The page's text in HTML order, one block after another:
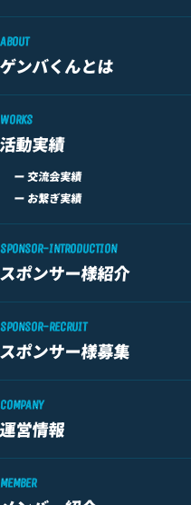
ABOUT
ンバくんとは
WORKS
動実績
ー 交流会実績
ー お繋ぎ実績
SPONSOR-INTRODUCTION
ポンサー様紹介
SPONSOR-RECRUIT
ポンサー様募集
COMPANY
営情報
MEMBER